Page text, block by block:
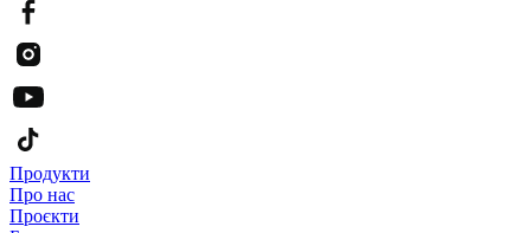
Продукти
Про нас
Проєкти